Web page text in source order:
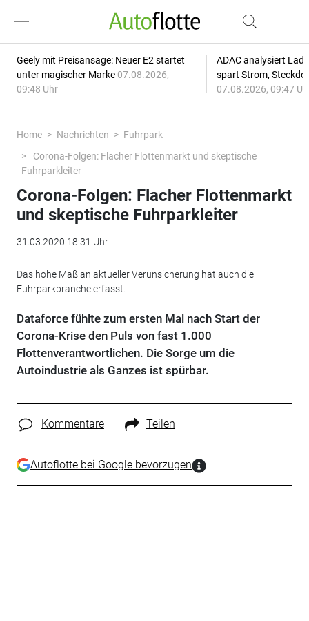
Geely mit Preisansage: Neuer E2 startet
unter magischer Marke 07.08.2026,
09:48 Uhr
ADAC analysiert
spart Strom,
07.08.2026, 09:47
Home Nachrichten
Fuhrpark
Corona-Folgen: Flacher Flottenmarkt und skeptische
Fuhrparkleiter
Corona-Folgen: Flacher Flottenmarkt
und skeptische Fuhrparkleiter
31.03.2020 18:31 Uhr
Das hohe Maß an aktueller Verunsicherung hat auch die
Fuhrparkbranche erfasst.
Dataforce fühlte zum ersten Mal nach Start der
Corona-Krise den Puls von fast 1.000
Flottenverantwortlichen. Die Sorge um die
Autoindustrie als Ganzes ist spürbar.
Kommentare Teilen
Autoflotte bei Google bevorzugen